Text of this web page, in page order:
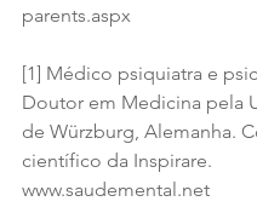
parents.aspx
[1] Médico psiquiatra e
Doutor em Medicina pela
de Würzburg, Alemanha.
científico da Inspirare.
www.saudemental.net